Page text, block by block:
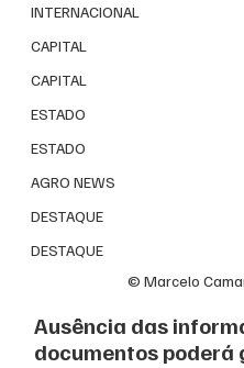
INTERNACIONAL
CAPITAL
CAPITAL
ESTADO
ESTADO
AGRO NEWS
DESTAQUE
DESTAQUE
© Marcelo
Ausência das
documentos